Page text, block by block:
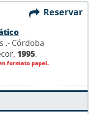
Reservar
.- Córdoba
1995.
formato papel.